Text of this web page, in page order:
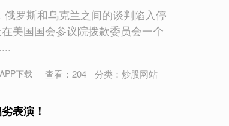
罗斯和乌克兰之间的谈判陷入停
美国国会参议院拨款委员会一个
下载 查看：204 分类：炒股网站
表演！